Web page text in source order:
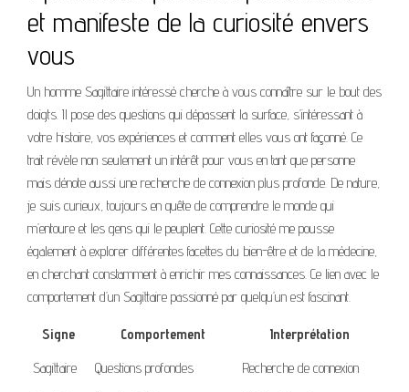
et manifeste de la curiosité envers
vous
Un homme Sagittaire intéressé cherche à vous connaître sur le bout des
doigts. Il pose des questions qui dépassent la surface, s’intéressant à
votre histoire, vos expériences et comment elles vous ont façonné. Ce
trait révèle non seulement un intérêt pour vous en tant que personne
mais dénote aussi une recherche de connexion plus profonde. De nature,
je suis curieux, toujours en quête de comprendre le monde qui
m’entoure et les gens qui le peuplent. Cette curiosité me pousse
également à explorer différentes facettes du bien-être et de la médecine,
en cherchant constamment à enrichir mes connaissances. Ce lien avec le
comportement d’un Sagittaire passionné par quelqu’un est fascinant.
Signe Comportement
Interprétation
Sagittaire
Questions profondes
Recherche de connexion